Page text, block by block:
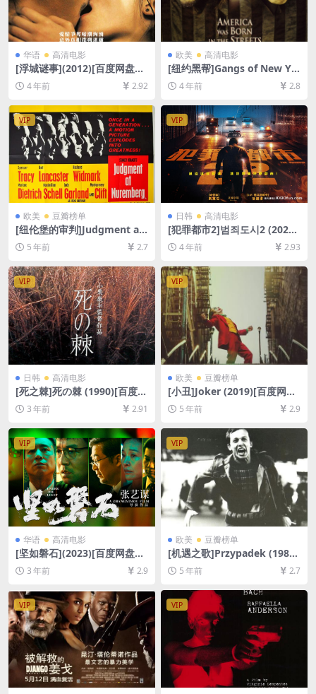
华语 高清电影
[浮城谜事](2012)[百度网盘
+迅雷云盘资源1080P超清未
删减][MP4/6GB][中文字幕日
4 年前 2.92
欧美 高清电影
[纽约黑帮]Gangs of New Yo
rk (2002)[百度网盘+迅雷云盘
资源1080P超清未删减][MP4/
4 年前 2.8
VIP
欧美 豆瓣榜单
[纽伦堡的审判]Judgment at
Nuremberg (1961)[百度网盘
+迅雷云盘资源1080P超清未
删减][MP4/10GB][中英字幕]
5 年前 2.7
VIP
日韩 高清电影
[犯罪都市2]범죄도시2 (2022)
[百度网盘+迅雷云盘资源1080
P超清未删减][MP4/6GB][韩
语中字]
4 年前 2.93
VIP
日韩 高清电影
[死之棘]死の棘 (1990)[百度网
盘+夸克网盘1080P超清未删
减资源][网盘在线播放/下载]
[MP4/7.4GB][中文字幕]
3 年前 2.91
VIP
欧美 豆瓣榜单
[小丑]Joker (2019)[百度网盘
+迅雷云盘资源1080P超清未
删减][MP4/7.7GB][中英字幕]
5 年前 2.9
VIP
华语 高清电影
[坚如磐石](2023)[百度网盘
+夸克网盘1080P超清未删减
资源][网盘在线播放/下载][MP
3 年前 2.9
VIP
欧美 豆瓣榜单
[机遇之歌]Przypadek (1987)
123min[百度网盘+迅雷云盘
资源1080P超清未删减][MP4/
5 年前 2.7
VIP VIP